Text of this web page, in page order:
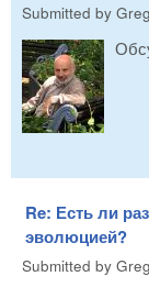
Submitted by
Re: Есть ли
эволюцией?
Submitted by